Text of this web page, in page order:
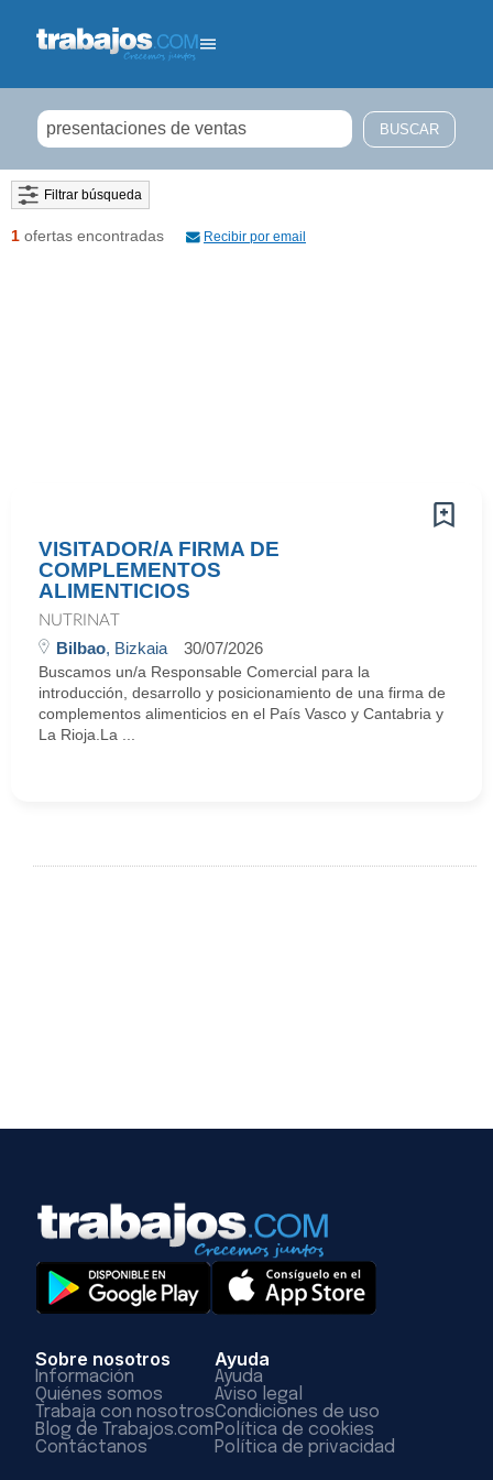
Filtrar búsqueda
1 ofertas encontradas Recibir por email
VISITADOR/A FIRMA DE
COMPLEMENTOS
ALIMENTICIOS
NUTRINAT
Bilbao, Bizkaia 30/07/2026
Buscamos un/a Responsable Comercial para la
introducción, desarrollo y posicionamiento de una firma de
complementos alimenticios en el País Vasco y Cantabria y
La Rioja.La ...
Sobre nosotros
Información
Quiénes somos
Trabaja con nosotros
Blog de Trabajos.com
Contáctanos
Ayuda
Ayuda
Aviso legal
Condiciones de uso
Política de cookies
Política de privacidad